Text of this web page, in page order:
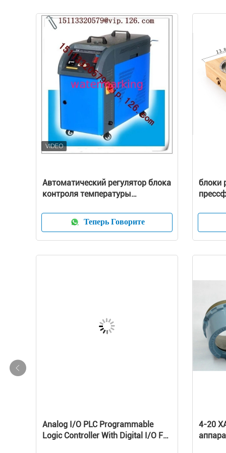
Автоматический регулятор блока
контроля температуры
прессформы
Теперь Говорите
блоки
Analog I/O PLC Programmable
Logic Controller With Digital I/O For
4-20